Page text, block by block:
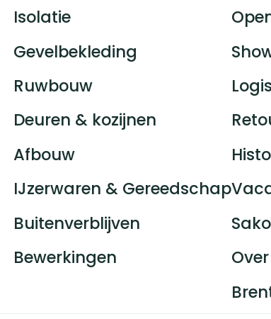
Isolatie
Gevelbekleding
Ruwbouw
Deuren & kozijnen
Afbouw
IJzerwaren & Gereedschap
Buitenverblijven
Bewerkingen